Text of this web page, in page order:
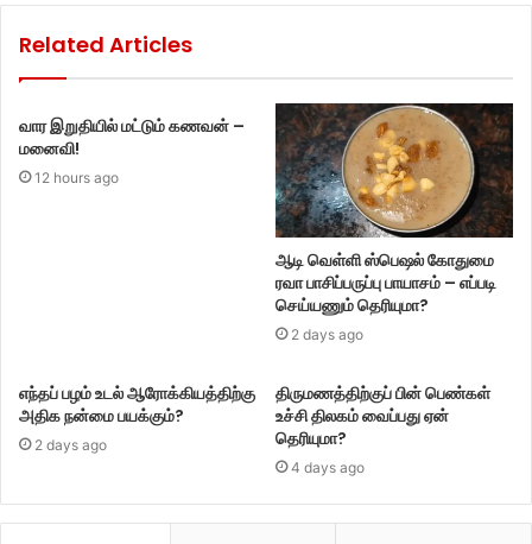
Related Articles
வார இறுதியில் மட்டும் கணவன் –
மனைவி!
12 hours ago
ஆடி வெள்ளி ஸ்பெஷல் கோதுமை
ரவா பாசிப்பருப்பு பாயாசம் – எப்படி
செய்யணும் தெரியுமா?
2 days ago
எந்தப் பழம் உடல் ஆரோக்கியத்திற்கு
அதிக நன்மை பயக்கும்?
2 days ago
திருமணத்திற்குப் பின் பெண்கள்
உச்சி திலகம் வைப்பது ஏன்
தெரியுமா?
4 days ago